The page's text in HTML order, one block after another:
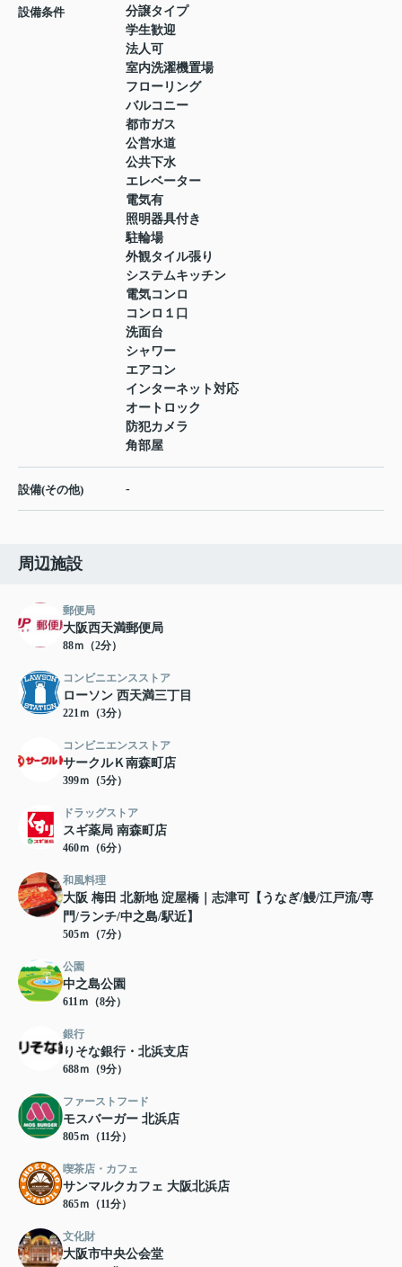
設備条件
分譲タイプ
学生歓迎
法人可
室内洗濯機置場
フローリング
バルコニー
都市ガス
公営水道
公共下水
エレベーター
電気有
照明器具付き
駐輪場
外観タイル張り
システムキッチン
電気コンロ
コンロ１口
洗面台
シャワー
エアコン
インターネット対応
オートロック
防犯カメラ
角部屋
設備(その他) -
周辺施設
郵便局
大阪西天満郵便局
88ｍ（2分）
コンビニエンスストア
ローソン 西天満三丁目
221ｍ（3分）
コンビニエンスストア
サークルＫ南森町店
399ｍ（5分）
ドラッグストア
スギ薬局 南森町店
460ｍ（6分）
和風料理
大阪 梅田 北新地 淀屋橋｜志津可【うなぎ/鰻/江戸流/専
門/ランチ/中之島/駅近】
505ｍ（7分）
公園
中之島公園
611ｍ（8分）
銀行
りそな銀行・北浜支店
688ｍ（9分）
ファーストフード
モスバーガー 北浜店
805ｍ（11分）
喫茶店・カフェ
サンマルクカフェ 大阪北浜店
865ｍ（11分）
文化財
大阪市中央公会堂